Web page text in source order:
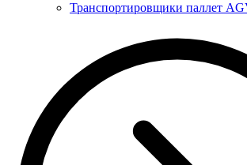
Транспортировщики паллет